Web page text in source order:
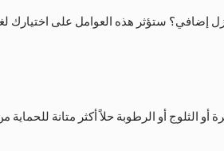
إضافي؟ ستؤثر هذه العوامل على اختيارك
الثلوج أو الرطوبة حلاً أكثر متانة للحماية